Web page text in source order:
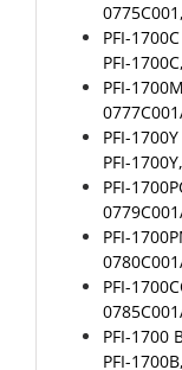
PFI-
PFI-
PFI-
PFI-
PFI-
PFI-
PFI-
PFI-
PFI-1700
PFI-